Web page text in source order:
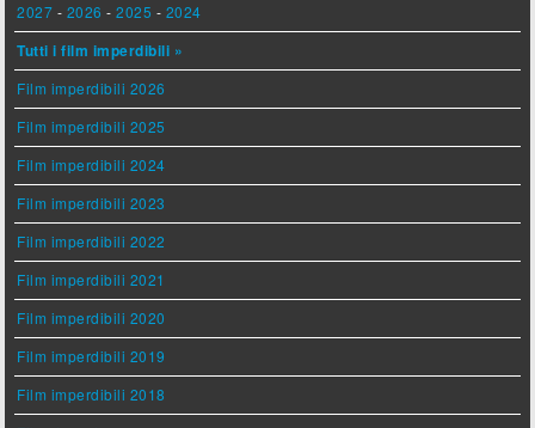
2027 - 2026 -2025 - 2024
Tutti i film imperdibili »
Film imperdibili 2026
Film imperdibili 2025
Film imperdibili 2024
Film imperdibili 2023
Film imperdibili 2022
Film imperdibili 2021
Film imperdibili 2020
Film imperdibili 2019
Film imperdibili 2018